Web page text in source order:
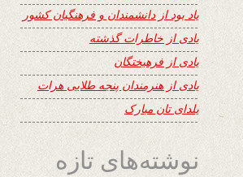
یاد بود از دانشمندان و فرهنگیان کشور
یادی از خاطرات گذشته
یادی از فرهیختگان
یادی از هنرمندان پنجه طلایی هرات
یلدای تان مبارک
نوشته‌های تازه